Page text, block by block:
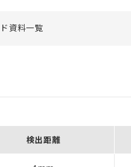
資料一覧
検出距離